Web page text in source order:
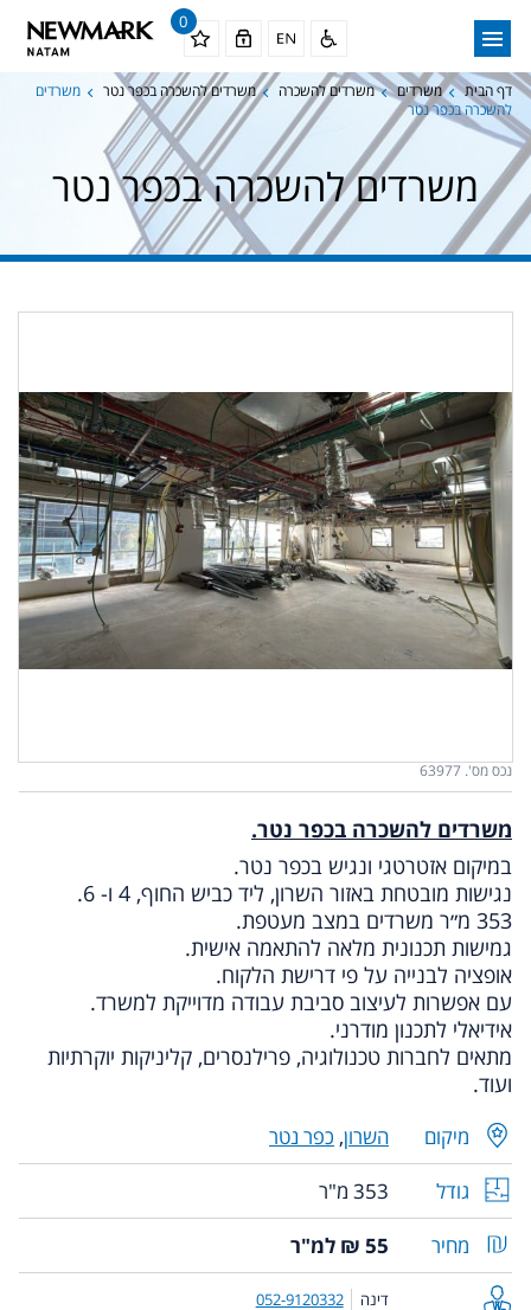
0
דף הבית משרדים משרדים להשכרה משרדים להשכרה בכפר נטר
משרדים
להשכרה בכפר נטר
משרדים להשכרה בכפר נטר
נכס מס'. 63977
משרדים להשכרה בכפר נטר.
במיקום אזטרטגי ונגיש בכפר נטר.
נגישות מובטחת באזור השרון, ליד כביש החוף, 4 ו- 6.
353 מ״ר משרדים במצב מעטפת.
גמישות תכנונית מלאה להתאמה אישית.
אופציה לבנייה על פי דרישת הלקוח.
עם אפשרות לעיצוב סביבת עבודה מדוייקת למשרד.
אידיאלי לתכנון מודרני.
מתאים לחברות טכנולוגיה, פרילנסרים, קליניקות יוקרתיות
ועוד.
מיקום השרון, כפר נטר
גודל
353 מ"ר
מחיר
55 ₪ למ"ר
דינה 052-9120332